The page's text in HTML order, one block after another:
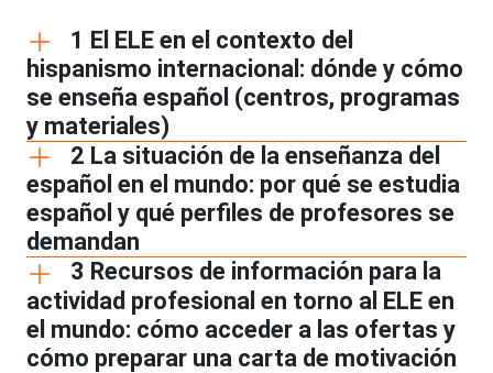
1 El ELE en el contexto del
hispanismo internacional: dónde y cómo
se enseña español (centros, programas
y materiales)
2 La situación de la enseñanza del
español en el mundo: por qué se estudia
español y qué perfiles de profesores se
demandan
3 Recursos de información para la
actividad profesional en torno al ELE en
el mundo: cómo acceder a las ofertas y
cómo preparar una carta de motivación